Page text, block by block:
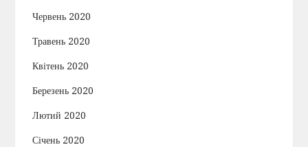
Червень 2020
Травень 2020
Квітень 2020
Березень 2020
Лютий 2020
Січень 2020